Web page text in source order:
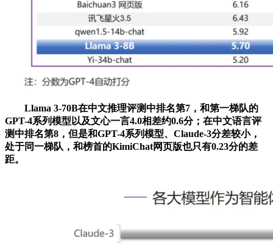
Llama 3-70B在中文推理评测中排名第7，和第一梯队的
GPT-4系列模型以及文心一言4.0相差约0.6分；在中文语言评
测中排名第8，但是和GPT-4系列模型、Claude-3分差较小，
处于同一梯队，和榜首的KimiChat网页版也只有0.23分的差
距。